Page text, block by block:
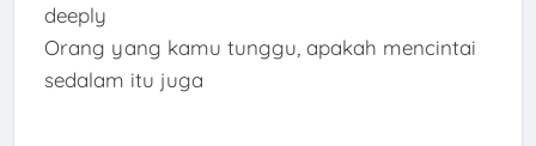
deeply
Orang yang kamu tunggu, apakah mencintai
sedalam itu juga